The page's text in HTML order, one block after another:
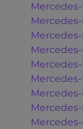
Mercedes-